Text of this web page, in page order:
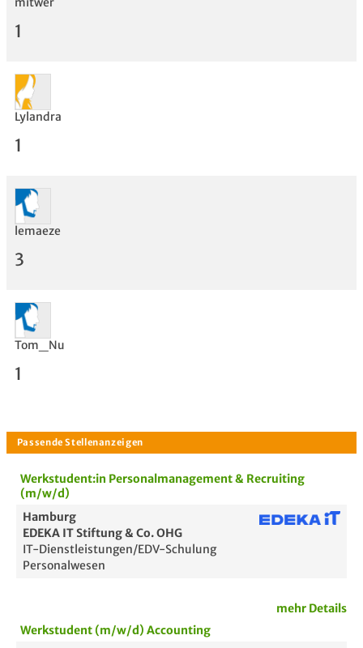
Bewertung
1
Lylandra
1
lemaeze
3
Tom_Nu
1
Werkstudent:in Personalmanagement & Recruiting
(m/w/d)
Hamburg
EDEKA IT Stiftung & Co. OHG
IT-Dienstleistungen/EDV-Schulung
Personalwesen
mehr Details
Werkstudent (m/w/d) Accounting